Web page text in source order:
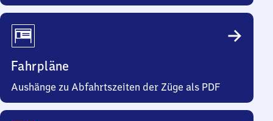
Fahrpläne
Aushänge zu Abfahrtszeiten der Züge als PDF